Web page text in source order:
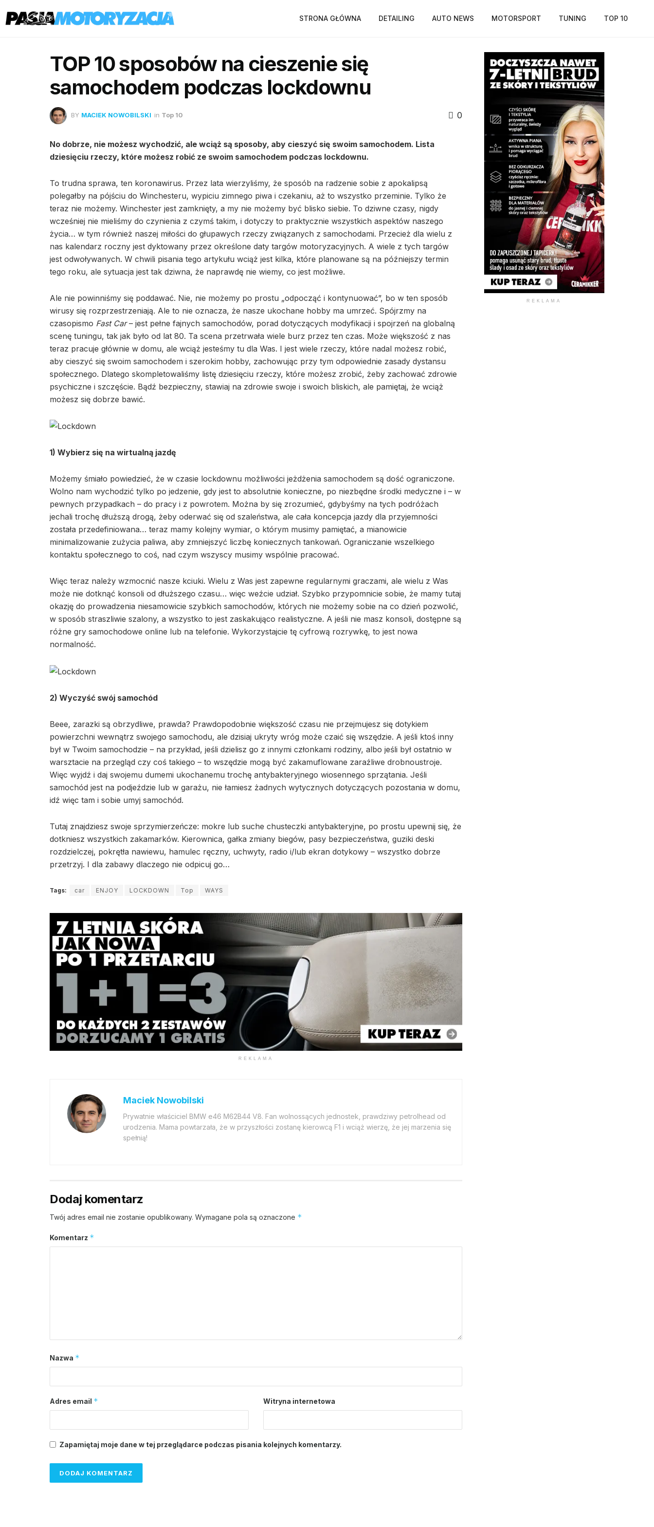
STRONA GŁÓWNA DETAILING AUTO NEWS MOTORSPORT TUNING TOP 10
TOP 10 sposobów na cieszenie się
samochodem podczas lockdownu
BY MACIEK NOWOBILSKI in Top 10 0
No dobrze, nie możesz wychodzić, ale wciąż są sposoby, aby cieszyć się swoim samochodem. Lista
dziesięciu rzeczy, które możesz robić ze swoim samochodem podczas lockdownu.
To trudna sprawa, ten koronawirus. Przez lata wierzyliśmy, że sposób na radzenie sobie z apokalipsą
polegałby na pójściu do Winchesteru, wypiciu zimnego piwa i czekaniu, aż to wszystko przeminie. Tylko że
teraz nie możemy. Winchester jest zamknięty, a my nie możemy być blisko siebie. To dziwne czasy, nigdy
wcześniej nie mieliśmy do czynienia z czymś takim, i dotyczy to praktycznie wszystkich aspektów naszego
życia… w tym również naszej miłości do głupawych rzeczy związanych z samochodami. Przecież dla wielu z
nas kalendarz roczny jest dyktowany przez określone daty targów motoryzacyjnych. A wiele z tych targów
jest odwoływanych. W chwili pisania tego artykułu wciąż jest kilka, które planowane są na późniejszy termin
tego roku, ale sytuacja jest tak dziwna, że naprawdę nie wiemy, co jest możliwe.
Ale nie powinniśmy się poddawać. Nie, nie możemy po prostu „odpocząć i kontynuować”, bo w ten sposób
wirusy się rozprzestrzeniają. Ale to nie oznacza, że nasze ukochane hobby ma umrzeć. Spójrzmy na
czasopismo Fast Car– jest pełne fajnych samochodów, porad dotyczących modyfikacji i spojrzeń na globalną
scenę tuningu, tak jak było od lat 80. Ta scena przetrwała wiele burz przez ten czas. Może większość z nas
teraz pracuje głównie w domu, ale wciąż jesteśmy tu dla Was. I jest wiele rzeczy, które nadal możesz robić,
aby cieszyć się swoim samochodem i szerokim hobby, zachowując przy tym odpowiednie zasady dystansu
społecznego. Dlatego skompletowaliśmy listę dziesięciu rzeczy, które możesz zrobić, żeby zachować zdrowie
psychiczne i szczęście. Bądź bezpieczny, stawiaj na zdrowie swoje i swoich bliskich, ale pamiętaj, że wciąż
możesz się dobrze bawić.
1) Wybierz się na wirtualną jazdę
Możemy śmiało powiedzieć, że w czasie lockdownu możliwości jeżdżenia samochodem są dość ograniczone.
Wolno nam wychodzić tylko po jedzenie, gdy jest to absolutnie konieczne, po niezbędne środki medyczne i – w
pewnych przypadkach – do pracy i z powrotem. Można by się zrozumieć, gdybyśmy na tych podróżach
jechali trochę dłuższą drogą, żeby oderwać się od szaleństwa, ale cała koncepcja jazdy dla przyjemności
została przedefiniowana… teraz mamy kolejny wymiar, o którym musimy pamiętać, a mianowicie
minimalizowanie zużycia paliwa, aby zmniejszyć liczbę koniecznych tankowań. Ograniczanie wszelkiego
kontaktu społecznego to coś, nad czym wszyscy musimy wspólnie pracować.
Więc teraz należy wzmocnić nasze kciuki. Wielu z Was jest zapewne regularnymi graczami, ale wielu z Was
może nie dotknąć konsoli od dłuższego czasu… więc weźcie udział. Szybko przypomnicie sobie, że mamy tutaj
okazję do prowadzenia niesamowicie szybkich samochodów, których nie możemy sobie na co dzień pozwolić,
w sposób straszliwie szalony, a wszystko to jest zaskakująco realistyczne. A jeśli nie masz konsoli, dostępne są
różne gry samochodowe online lub na telefonie. Wykorzystajcie tę cyfrową rozrywkę, to jest nowa
normalność.
2) Wyczyść swój samochód
Beee, zarazki są obrzydliwe, prawda? Prawdopodobnie większość czasu nie przejmujesz się dotykiem
powierzchni wewnątrz swojego samochodu, ale dzisiaj ukryty wróg może czaić się wszędzie. A jeśli ktoś inny
był w Twoim samochodzie – na przykład, jeśli dzielisz go z innymi członkami rodziny, albo jeśli był ostatnio w
warsztacie na przegląd czy coś takiego – to wszędzie mogą być zakamuflowane zaraźliwe drobnoustroje.
Więc wyjdź i daj swojemu dumemi ukochanemu trochę antybakteryjnego wiosennego sprzątania. Jeśli
samochód jest na podjeździe lub w garażu, nie łamiesz żadnych wytycznych dotyczących pozostania w domu,
idź więc tam i sobie umyj samochód.
Tutaj znajdziesz swoje sprzymierzeńcze: mokre lub suche chusteczki antybakteryjne, po prostu upewnij się, że
dotkniesz wszystkich zakamarków. Kierownica, gałka zmiany biegów, pasy bezpieczeństwa, guziki deski
rozdzielczej, pokrętła nawiewu, hamulec ręczny, uchwyty, radio i/lub ekran dotykowy – wszystko dobrze
przetrzyj. I dla zabawy dlaczego nie odpicuj go…
Tags: car ENJOY LOCKDOWN Top WAYS
REKLAMA
Maciek Nowobilski
Prywatnie właściciel BMW e46 M62B44 V8. Fan wolnossących jednostek, prawdziwy petrolhead od
urodzenia. Mama powtarzała, że w przyszłości zostanę kierowcą F1 i wciąż wierzę, że jej marzenia się
spełnią!
Dodaj komentarz
Twój adres email nie zostanie opublikowany. Wymagane pola są oznaczone *
Komentarz *
Nazwa *
Adres email * Witryna internetowa
Zapamiętaj moje dane w tej przeglądarce podczas pisania kolejnych komentarzy.
REKLAMA